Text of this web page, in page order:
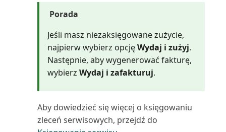
Rejestrowanie zapisów
zrównoważonego rozwoju
Rentowność
Rozliczanie zapisów w różnych
walutach
Rozwiązywanie problemów i
korygowanie wymiarów
danych
Wyszukiwanie stron i informacji
za pomocą funkc...
Wyświetlanie raportu testowego
przed zaksięgowa...
Wyświetlanie użytecznych
informacji w Centrach ról
Oferta umowy serwisowej
(raport dokumentu)
Oferta umowy serwisowej:
szczegóły (raport)
Oferty umów do podpisania
(raport)
Porada
Jeśli masz niezaksięgowane zużycie,
najpierw wybierz opcjęWydaj i zużyj.
Następnie, aby wygenerować fakturę,
wybierz Wydaj i zafakturuj.
Aby dowiedzieć się więcej o księgowaniu
zleceń serwisowych, przejdź do